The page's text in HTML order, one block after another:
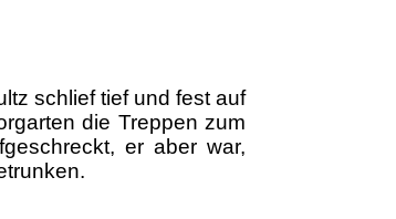
schlief tief und fest auf
die Treppen zum
er aber war,